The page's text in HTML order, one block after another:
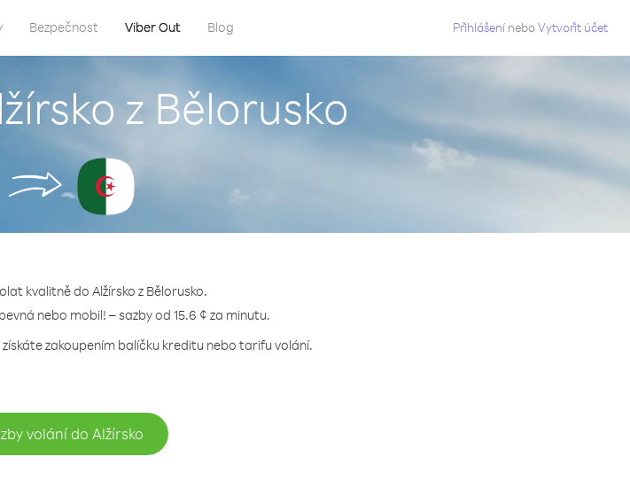
Bezpečnost Viber Out Blog Přihlášení neboVytvořit účet
z Bělorusko
kvalitně do Alžírsko z Bělorusko.
nebo mobil! – sazby od 15.6 ¢ za minutu.
zakoupením balíčku kreditu nebo tarifu volání.
volání do Alžírsko